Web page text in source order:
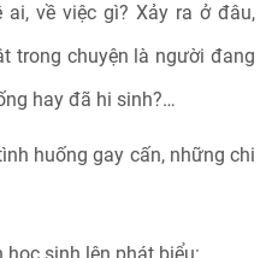
ai, về việc gì? Xảy ra ở đâu,
trong chuyện là người đang
hay đã hi sinh?…
huống gay cấn, những chi